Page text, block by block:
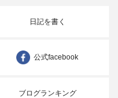
日記を書く
公式facebook
ブログランキング